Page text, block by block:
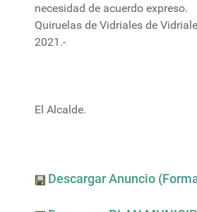
necesidad de acuerdo expreso.
Quiruelas de Vidriales de
2021.-
El Alcalde.
Descargar Anuncio